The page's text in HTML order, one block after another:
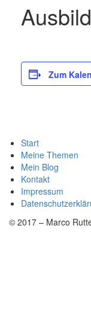
Zum
Start
Meine Themen
Mein Blog
Kontakt
Impressum
© 2017 – Marco